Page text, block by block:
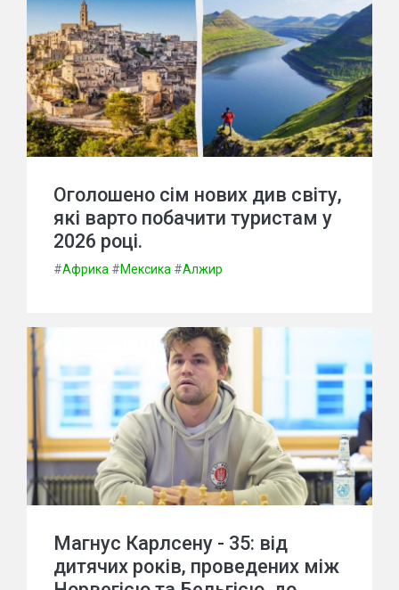
Оголошено сім нових див світу,
які варто побачити туристам у
2026 році.
#Африка #Мексика #Алжир
Магнус Карлсену - 35: від
дитячих років, проведених між